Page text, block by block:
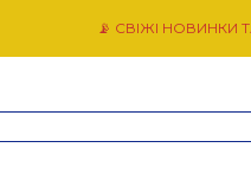
📡 СВІЖІ НОВИНКИ